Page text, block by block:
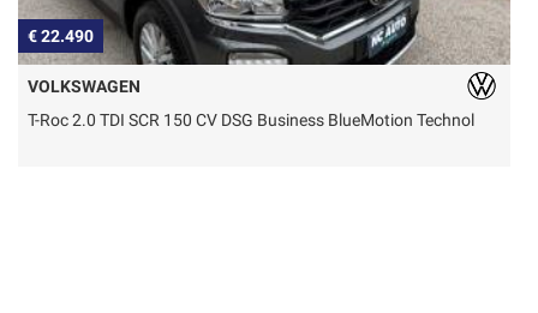
NEWS
AREA COMMERCIANTI
€ 22.490
VOLKSWAGEN
T-Roc 2.0 TDI SCR 150 CV DSG Business BlueMotion Technol